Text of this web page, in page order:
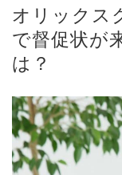
オリックス
で督促状が
は？